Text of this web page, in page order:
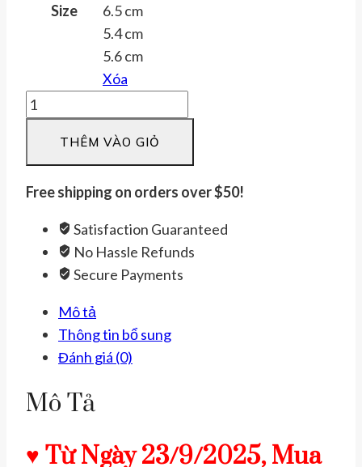
Size
6.5 cm
5.4 cm
5.6 cm
Xóa
Vòng
dẹt
A
DI
PHẬT.
Vòng
đeo
khiết
THÊM VÀO GIỎ
Free shipping on orders over $50!
Satisfaction Guaranteed
No Hassle Refunds
Secure Payments
Mô tả
Thông tin bổ sung
Đánh giá (0)
Mô Tả
♥ Từ Ngày 23/9/2025, Mua